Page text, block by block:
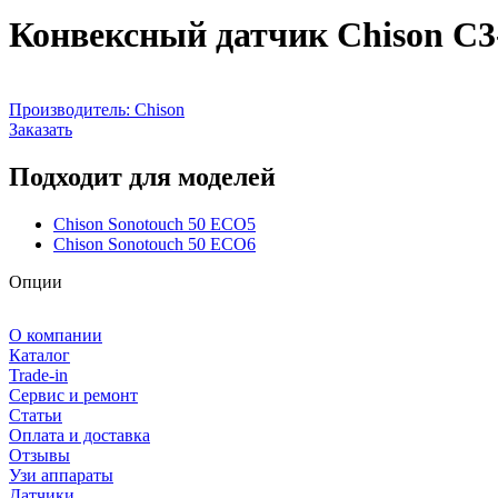
Конвексный датчик Chison
Производитель: Chison
Заказать
Подходит для моделей
Chison Sonotouch 50 ECO5
Chison Sonotouch 50 ECO6
Опции
О компании
Каталог
Trade-in
Сервис и ремонт
Статьи
Оплата и доставка
Отзывы
Узи аппараты